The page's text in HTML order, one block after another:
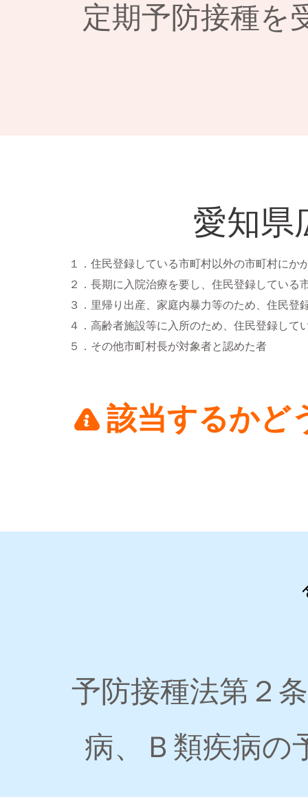
定期予防接種を
愛知県
１．住民登録している市町村以外の市町村にか
２．長期に入院治療を要し、住民登録している
３．里帰り出産、家庭内暴力等のため、住民
４．高齢者施設等に入所のため、住民登録して
５．その他市町村長が対象者と認めた者
該当するかど
予防接種法第２
病、Ｂ類疾病の